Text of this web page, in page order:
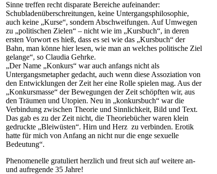
Sinne treffen recht disparate Bereiche aufeinander:
Schubladenüberschreitungen, keine Untergangsphilosophie,
auch keine „Kurse“, sondern Abschweifungen. Auf Umwegen
zu „politischen Zielen“ – nicht wie im „Kursbuch“, in deren
ersten Vorwort es hieß, dass es sei wie das „Kursbuch“ der
Bahn, man könne hier lesen, wie man an welches politische Ziel
gelange“, so Claudia Gehrke.
„Der Name „Konkurs“ war auch anfangs nicht als
Untergangsmetapher gedacht, auch wenn diese Assoziation von
den Entwicklungen der Zeit her eine Rolle spielen mag. Aus der
„Konkursmasse“ der Bewegungen der Zeit schöpften wir, aus
den Träumen und Utopien. Neu in „konkursbuch“ war die
Verbindung zwischen Theorie und Sinnlichkeit, Bild und Text.
Das gab es zu der Zeit nicht, die Theoriebücher waren klein
gedruckte „Bleiwüsten“. Hirn und Herz zu verbinden. Erotik
hatte für mich von Anfang an nicht nur die enge sexuelle
Bedeutung“.
Phenomenelle gratuliert herzlich und freut sich auf weitere an-
und aufregende 35 Jahre!